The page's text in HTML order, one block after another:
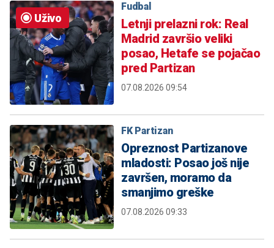
Uživo
Fudbal
Letnji prelazni rok: Real
Madrid završio veliki
posao, Hetafe se pojačao
pred Partizan
07.08.2026 09:54
FK Partizan
Opreznost Partizanove
mladosti: Posao još nije
završen, moramo da
smanjimo greške
07.08.2026 09:33